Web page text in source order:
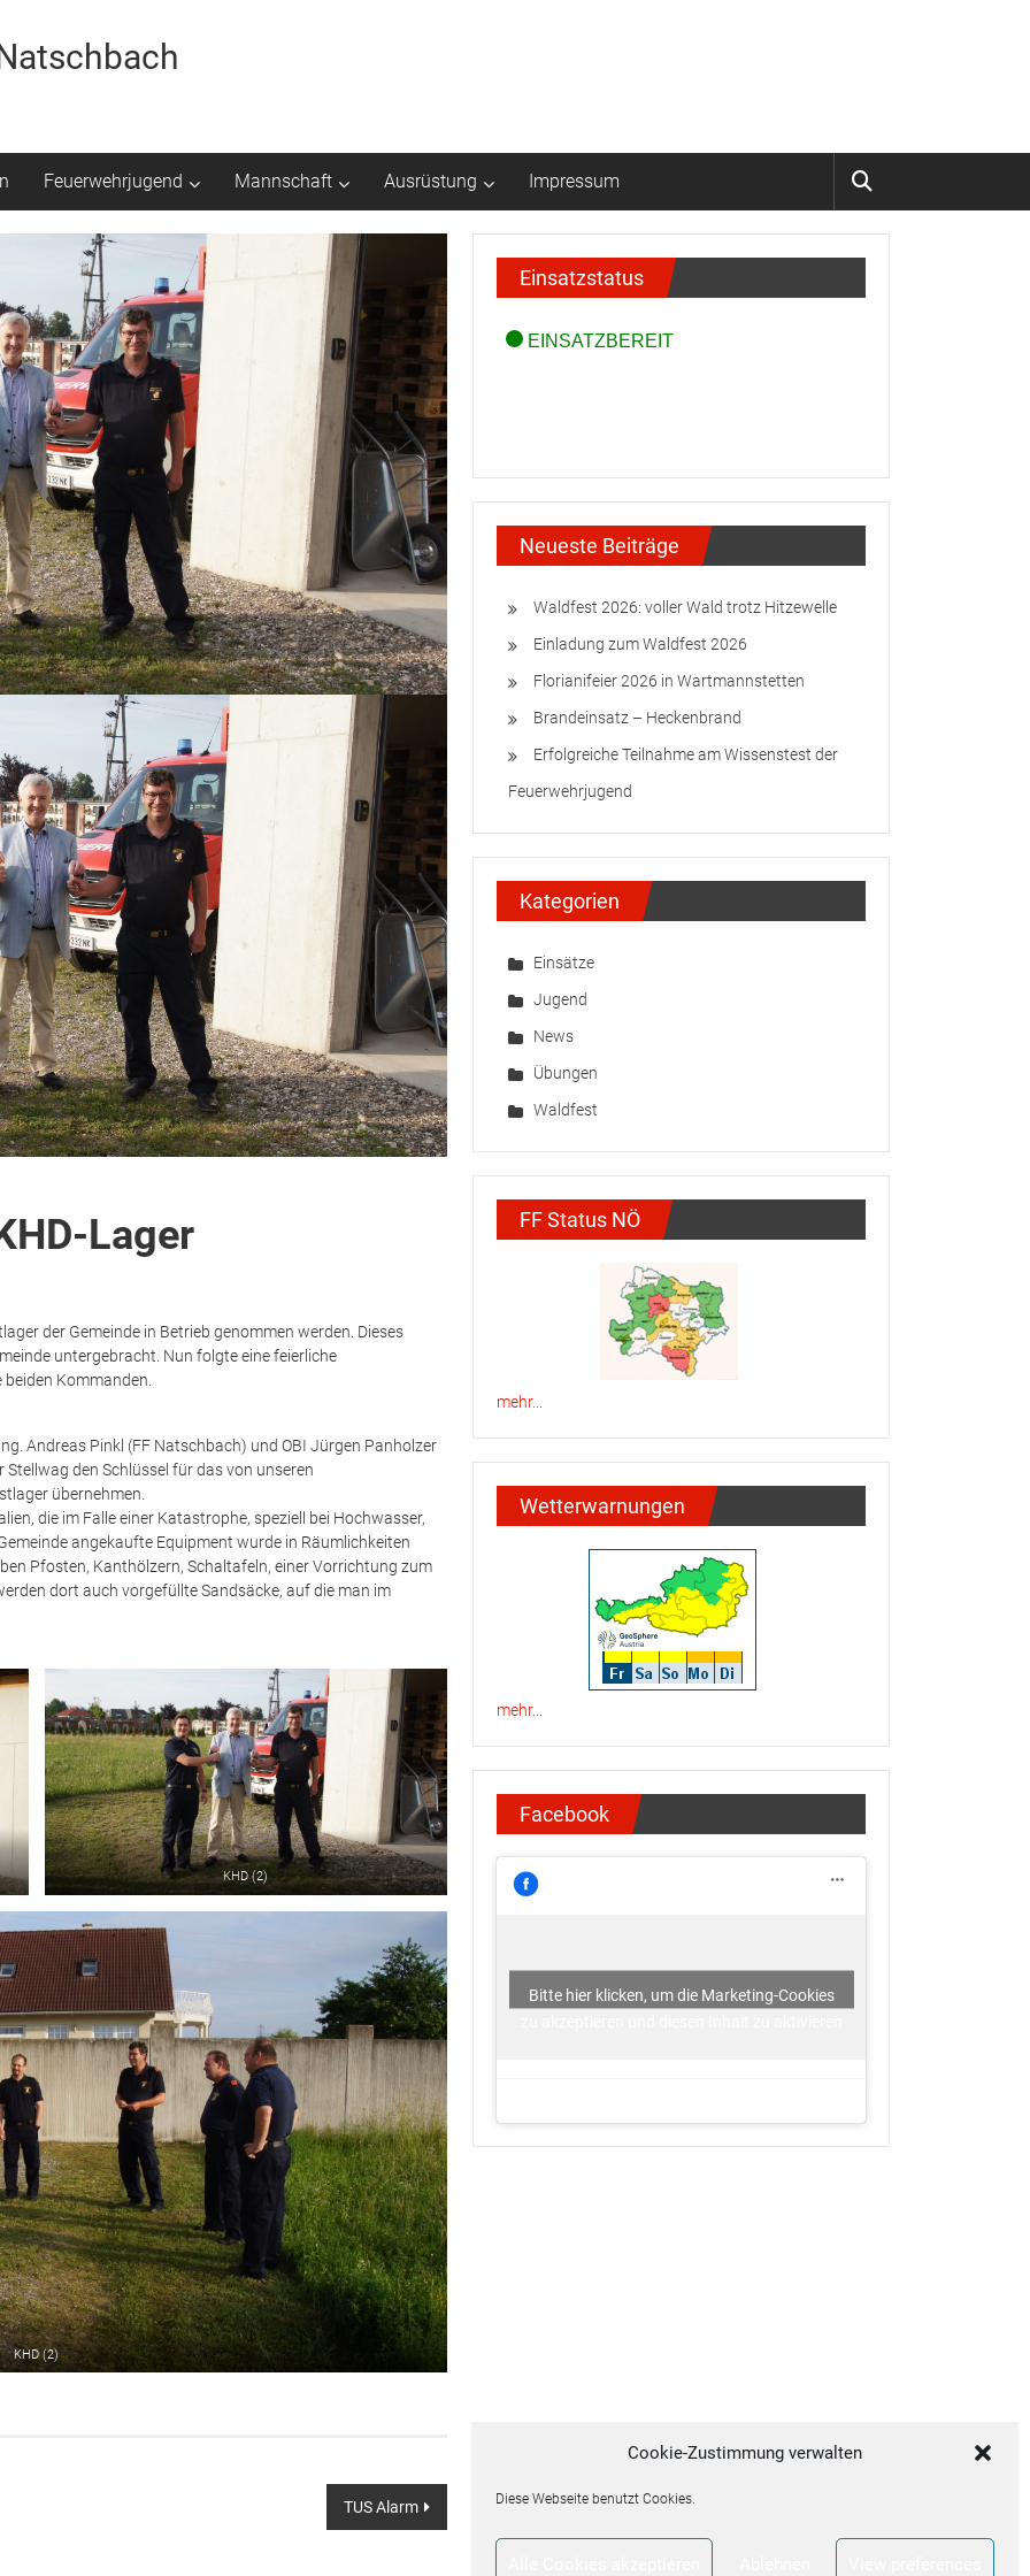
Cookie-Zustimmung verwalten
Diese Webseite benutzt Cookies.
Feuerwehrjugend Mannschaft Ausrüstung Impressum
Lager
der Gemeinde in Betrieb genommen werden. Dieses
untergebracht. Nun folgte eine feierliche
Kommanden.
Andreas Pinkl (FF Natschbach) und OBI Jürgen Panholzer
den Schlüssel für das von unseren
übernehmen.
die im Falle einer Katastrophe, speziell bei Hochwasser,
angekaufte Equipment wurde in Räumlichkeiten
Pfosten, Kanthölzern, Schaltafeln, einer Vorrichtung zum
dort auch vorgefüllte Sandsäcke, auf die man im
KHD (2)
KHD (2)
TUS Alarm
Einsatzstatus
Neueste Beiträge
Waldfest 2026: voller Wald trotz Hitzewelle
Einladung zum Waldfest 2026
Florianifeier 2026 in Wartmannstetten
Brandeinsatz – Heckenbrand
Erfolgreiche Teilnahme am Wissenstest der
Feuerwehrjugend
Kategorien
Einsätze
Jugend
News
Übungen
Waldfest
FF Status NÖ
mehr...
Wetterwarnungen
mehr...
Facebook
Bitte hier klicken, um die Marketing-Cookies